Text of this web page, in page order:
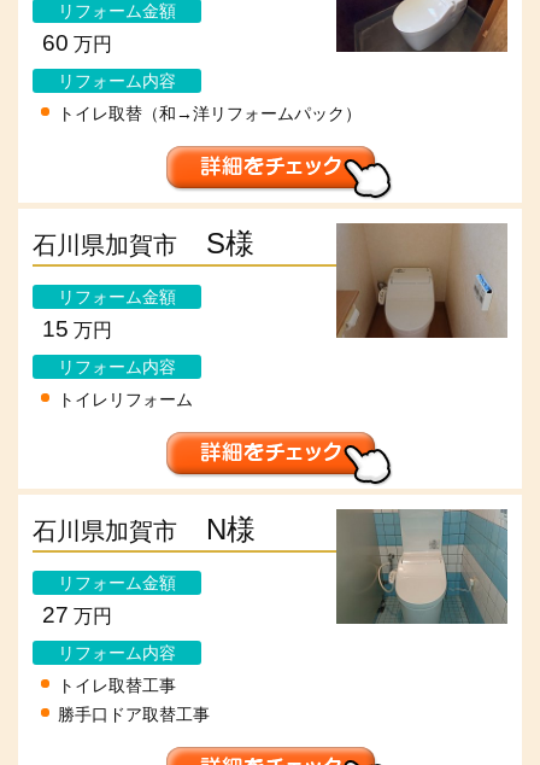
リフォーム金額
60 万円
リフォーム内容
トイレ取替（和→洋リフォームパック）
石川県加賀市 S様
リフォーム金額
15 万円
リフォーム内容
トイレリフォーム
石川県加賀市 N様
リフォーム金額
27 万円
リフォーム内容
トイレ取替工事
勝手口ドア取替工事